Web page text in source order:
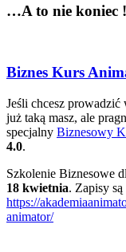
…A to nie koniec !
Biznes Kurs
Jeśli chcesz prowadzić
już taką masz, ale
specjalny Biznesowy
4.0.
Szkolenie Biznesowe
18 kwietnia. Zapisy są
https://
animator/